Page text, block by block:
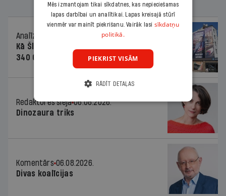
Analīze
Kā Šlesera partija palika nesodīta par
340 000 vērtu reklāmas kampaņu
Redaktores sleja 06.08.2026.
Dinozaura triks
Komentārs 06.08.2026.
Divas koalīcijas
Mēs izmantojam tikai sīkdatnes, kas nepieciešamas
lapas darbībai un analītikai. Lapas kreisajā stūrī
vienmēr var mainīt piekrišanu. Vairāk lasi sīkdatņu
politikā.
PIEKRIST VISĀM
RĀDĪT DETAĻAS